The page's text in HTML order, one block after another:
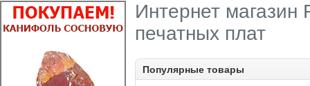
Интернет
печатных плат
Популярные товары